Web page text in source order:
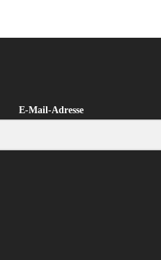
E-Mail-Adresse